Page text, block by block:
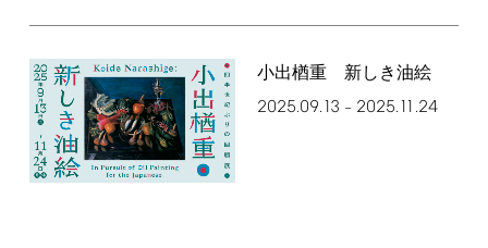
小出楢󠄀重 新しき油絵
2025.09.13 – 2025.11.24